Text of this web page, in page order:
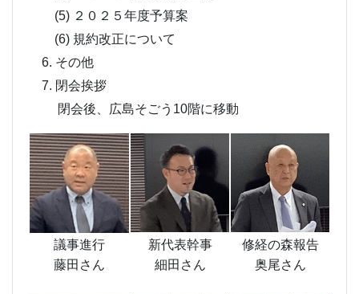
(5) ２０２５年度予算案
(6) 規約改正について
6. その他
7. 閉会挨拶
閉会後、広島そごう10階に移動
議事進行
藤田さん
新代表幹事
細田さん
修経の森報告
奥尾さん